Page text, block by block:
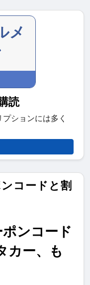
メ
読
ションには多く
コードと割
ンコード
カー、も